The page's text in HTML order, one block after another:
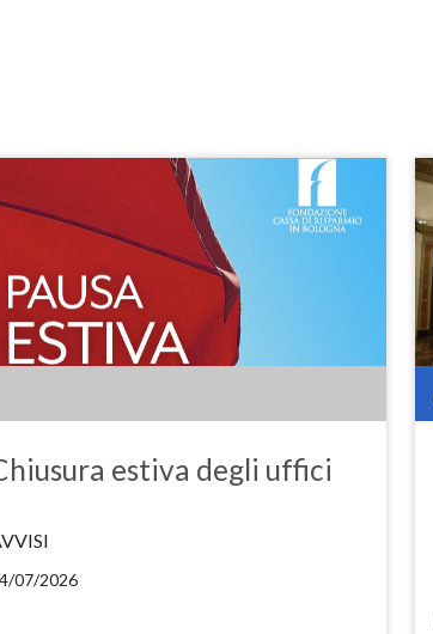
estiva degli uffici
07/2026